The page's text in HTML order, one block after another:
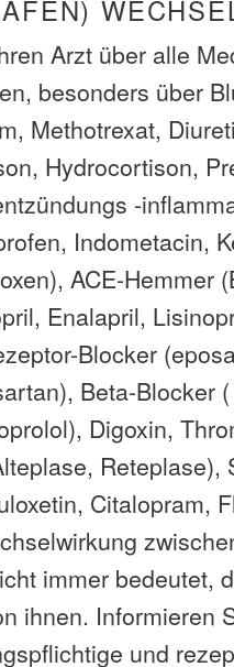
Arzt über alle
besonders über
Methotrexat,
Hydrocortison,
-
Indometacin,
ACE-Hemmer
Enalapril,
Blocker
Beta-Blocker
Digoxin,
Reteplase),
Citalopram,
immer bedeutet,
ihnen. Informieren
und